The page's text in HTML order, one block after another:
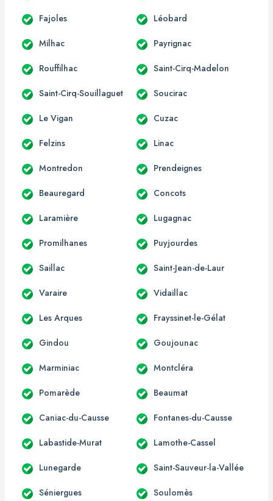
Fajoles Léobard
Milhac Payrignac
Rouffilhac Saint-Cirq-Madelon
Saint-Cirq-Souillaguet Soucirac
Le Vigan Cuzac
Felzins Linac
Montredon Prendeignes
Beauregard Concots
Laramière Lugagnac
Promilhanes Puyjourdes
Saillac Saint-Jean-de-Laur
Varaire Vidaillac
Les Arques Frayssinet-le-Gélat
Gindou Goujounac
Marminiac Montcléra
Pomarède Beaumat
Caniac-du-Causse Fontanes-du-Causse
Labastide-Murat Lamothe-Cassel
Lunegarde Saint-Sauveur-la-Vallée
Séniergues Soulomès